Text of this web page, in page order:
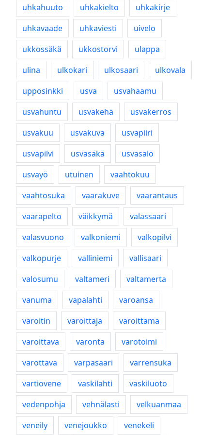
uhkahuuto
uhkakielto
uhkakirje
uhkavaade
uhkaviesti
uivelo
ukkossäkä
ukkostorvi
ulappa
ulina
ulkokari ulkosaari
ulkovala
upposinkki
usva
usvahaamu
usvahuntu
usvakehä
usvakerros
usvakuu
usvakuva
usvapiiri
usvapilvi
usvasäkä
usvasalo
usvayö
utuinen
vaahtokuu
vaahtosuka
vaarakuve
vaarantaus
vaarapelto
väikkymä
valassaari
valasvuono
valkoniemi
valkopilvi
valkopurje
valliniemi
vallisaari
valosumu
valtameri
valtamerta
vanuma
vapalahti
varoansa
varoitin
varoittaja
varoittama
varoittava
varonta
varotoimi
varottava
varpasaari
varrensuka
vartiovene
vaskilahti
vaskiluoto
vedenpohja
vehnälasti
velkuanmaa
veneily
venejoukko
venekeli